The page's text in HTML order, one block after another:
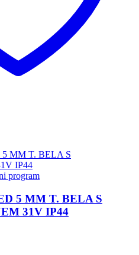
program
5 MM T. BELA S
31V IP44